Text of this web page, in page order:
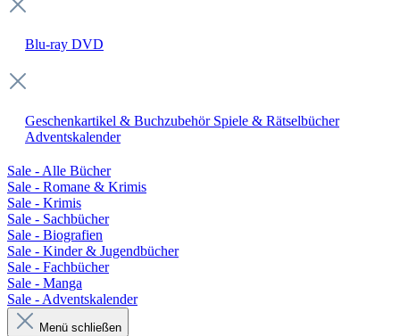
Blu-ray DVD
Geschenkartikel & Buchzubehör Spiele & Rätselbücher
Adventskalender
Sale - Alle Bücher
Sale - Romane & Krimis
Sale - Krimis
Sale - Sachbücher
Sale - Biografien
Sale - Kinder & Jugendbücher
Sale - Fachbücher
Sale - Manga
Sale - Adventskalender
Menü schließen